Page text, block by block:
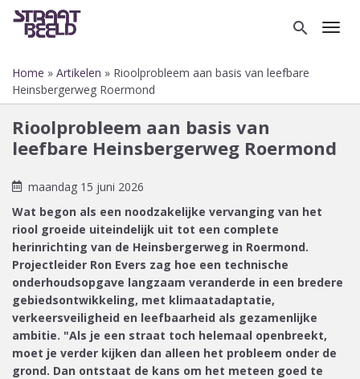
Overslaan
inhoud
gaan
search
Kruimelpad
Home Artikelen
Rioolprobleem aan basis van leefbare
Heinsbergerweg Roermond
Rioolprobleem aan basis van
leefbare Heinsbergerweg Roermond
maandag 15 juni 2026
Wat begon als een noodzakelijke vervanging van het
riool groeide uiteindelijk uit tot een complete
herinrichting van de Heinsbergerweg in Roermond.
Projectleider Ron Evers zag hoe een technische
onderhoudsopgave langzaam veranderde in een bredere
gebiedsontwikkeling, met klimaatadaptatie,
verkeersveiligheid en leefbaarheid als gezamenlijke
ambitie. "Als je een straat toch helemaal openbreekt,
moet je verder kijken dan alleen het probleem onder de
grond. Dan ontstaat de kans om het meteen goed te